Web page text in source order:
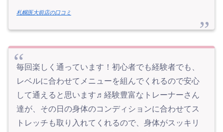
札幌医大前店の口コミ
毎回楽しく通っています！初心者でも経験者でも、
レベルに合わせてメニューを組んでくれるので安心
して通えると思います♬経験豊富なトレーナーさん
達が、その日の身体のコンディションに合わせてス
トレッチも取り入れてくれるので、身体がスッキリ